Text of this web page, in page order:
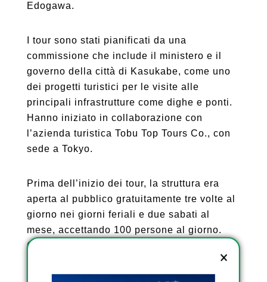
Edogawa.
I tour sono stati pianificati da una
commissione che include il ministero e il
governo della città di Kasukabe, come uno
dei progetti turistici per le visite alle
principali infrastrutture come dighe e ponti.
Hanno iniziato in collaborazione con
l’azienda turistica Tobu Top Tours Co., con
sede a Tokyo.
Prima dell’inizio dei tour, la struttura era
aperta al pubblico gratuitamente tre volte al
giorno nei giorni feriali e due sabati al
mese, accettando 100 persone al giorno.
Ora i visitatori possono andare in
metropolitana sette volte al giorno con una
capacità giornaliera di fino a 350 persone,